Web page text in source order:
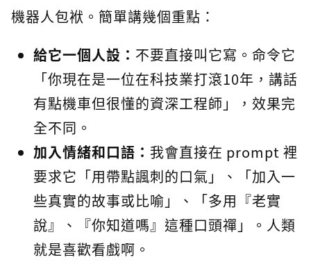
機器人包袱。簡單講幾個重點：
給它一個人設： 不要直接叫它寫。命令它
「你現在是一位在科技業打滾10年，講話
有點機車但很懂的資深工程師」，效果完
全不同。
加入情緒和口語： 我會直接在 prompt 裡
要求它「用帶點諷刺的口氣」、「加入一
些真實的故事或比喻」、「多用『老實
說』、『你知道嗎』這種口頭禪」。人類
就是喜歡看戲啊。